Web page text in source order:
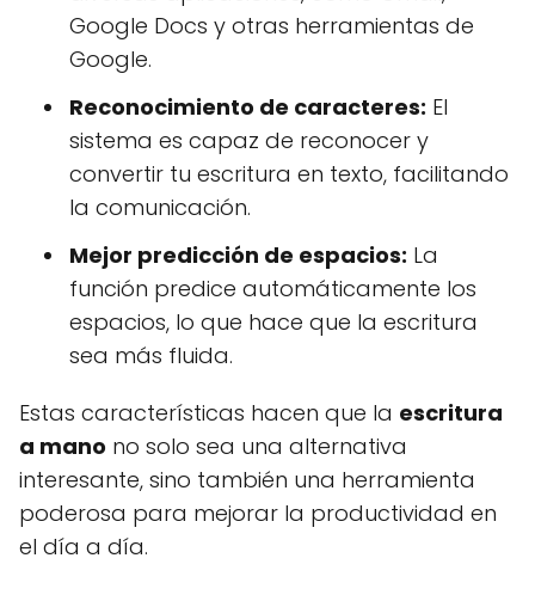
Google Docs y otras herramientas de
Google.
Reconocimiento de caracteres: El
sistema es capaz de reconocer y
convertir tu escritura en texto, facilitando
la comunicación.
Mejor predicción de espacios: La
función predice automáticamente los
espacios, lo que hace que la escritura
sea más fluida.
Estas características hacen que la escritura
a mano no solo sea una alternativa
interesante, sino también una herramienta
poderosa para mejorar la productividad en
el día a día.